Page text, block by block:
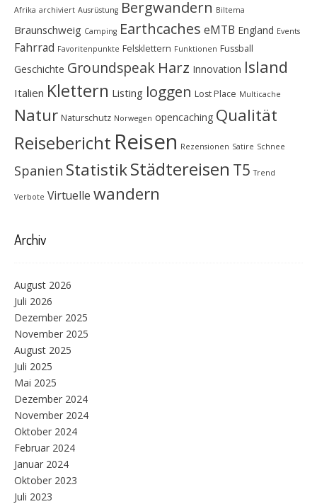
Afrika archiviert Ausrüstung Bergwandern Biltema
Braunschweig Camping Earthcaches eMTB England Events
Fahrrad Favoritenpunkte Felsklettern Funktionen Fussball
Geschichte Groundspeak Harz Innovation Island
Italien Klettern Listing loggen Lost Place Multicache
Natur Naturschutz Norwegen opencaching Qualität
Reisebericht Reisen Rezensionen Satire Schnee
Spanien StatistikStädtereisen T5 Trend
Verbote Virtuelle wandern
Archiv
August 2026
Juli 2026
Dezember 2025
November 2025
August 2025
Juli 2025
Mai 2025
Dezember 2024
November 2024
Oktober 2024
Februar 2024
Januar 2024
Oktober 2023
Juli 2023